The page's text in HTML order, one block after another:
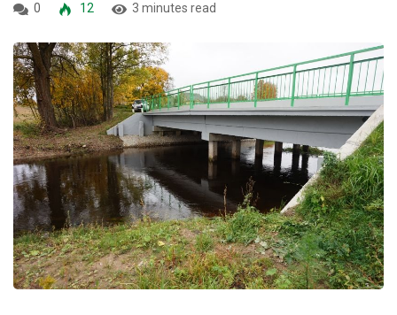
0 12 3 minutes read